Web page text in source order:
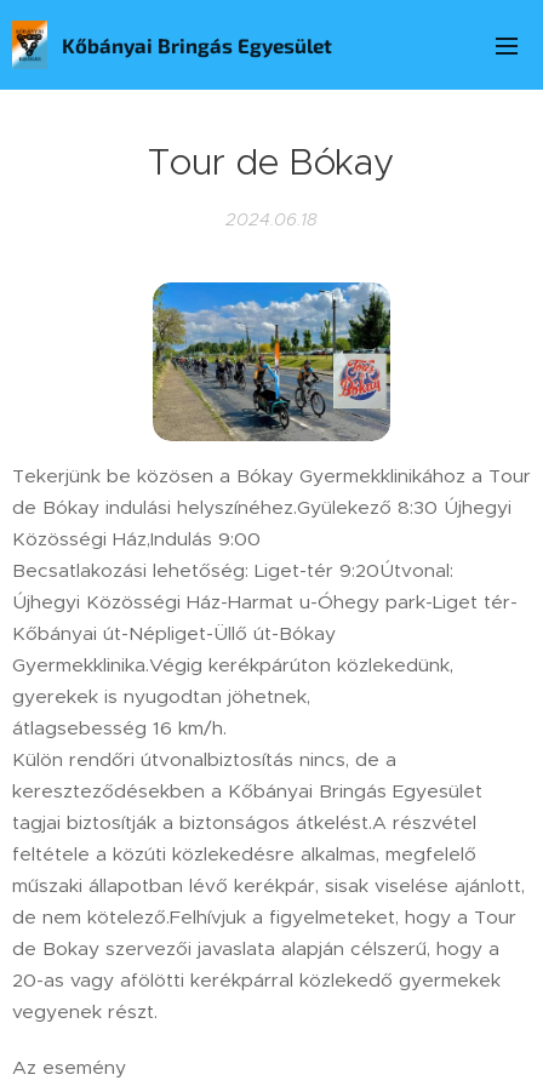
Kőbányai Bringás Egyesület
Tour de Bókay
2024.06.18
Tekerjünk be közösen a Bókay Gyermekklinikához a Tour
de Bókay indulási helyszínéhez.Gyülekező 8:30 Újhegyi
Közösségi Ház,Indulás 9:00
Becsatlakozási lehetőség: Liget-tér 9:20Útvonal:
Újhegyi Közösségi Ház-Harmat u-Óhegy park-Liget tér-
Kőbányai út-Népliget-Üllő út-Bókay
Gyermekklinika.Végig kerékpárúton közlekedünk,
gyerekek is nyugodtan jöhetnek,
átlagsebesség 16 km/h.
Külön rendőri útvonalbiztosítás nincs, de a
kereszteződésekben a Kőbányai Bringás Egyesület
tagjai biztosítják a biztonságos átkelést.A részvétel
feltétele a közúti közlekedésre alkalmas, megfelelő
műszaki állapotban lévő kerékpár, sisak viselése ajánlott,
de nem kötelező.Felhívjuk a figyelmeteket, hogy a Tour
de Bokay szervezői javaslata alapján célszerű, hogy a
20-as vagy afölötti kerékpárral közlekedő gyermekek
vegyenek részt.
Az esemény